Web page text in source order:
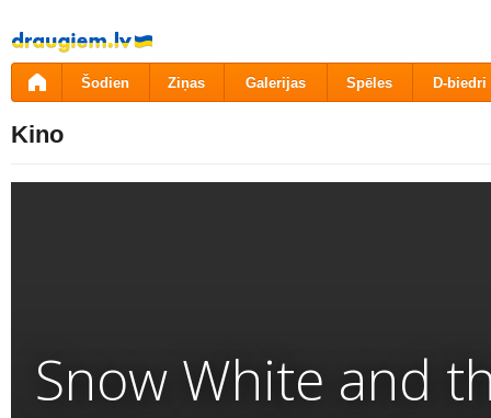
Pāriet
uz
saturu
Šodien Ziņas Galerijas Spēles D-biedri
Kino
Snow White and